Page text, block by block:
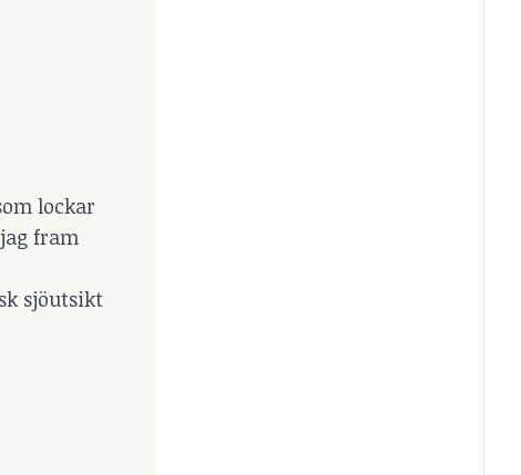
lockar
fram
sjöutsikt